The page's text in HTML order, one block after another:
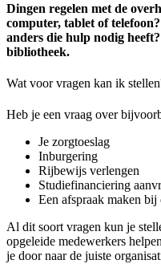
Dingen regelen met de
computer, tablet of
anders die hulp nodig
bibliotheek.
Wat voor vragen kan ik
Heb je een vraag over
Je zorgtoeslag
Inburgering
Rijbewijs verlengen
Studiefinanciering
Een afspraak maken bij
Al dit soort vragen kun je
opgeleide medewerkers
je door naar de juiste